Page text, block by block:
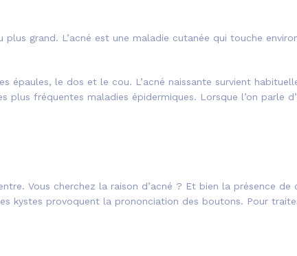
grand. L’acné est une maladie cutanée qui touche
épaules, le dos et le cou. L’acné naissante survient
plus fréquentes maladies épidermiques. Lorsque l’on parle
Vous cherchez la raison d’acné ? Et bien la présence de
kystes provoquent la prononciation des boutons. Pour